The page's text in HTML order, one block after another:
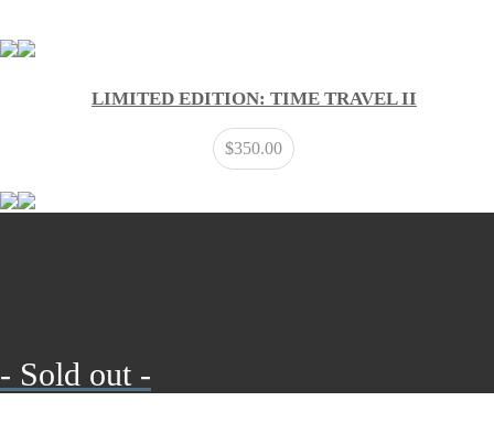
LIMITED EDITION: TIME TRAVEL II
$350.00
- Sold out -